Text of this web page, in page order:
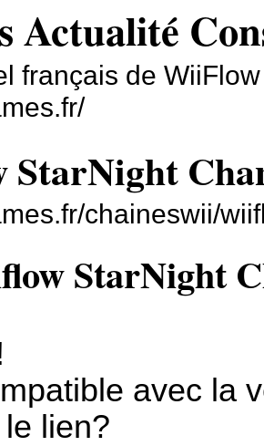
Actualité
français de
chaineswii/
StarNight
avec la
lien?